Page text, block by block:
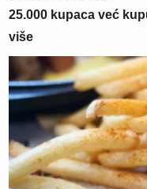
25.000 kupaca već
više